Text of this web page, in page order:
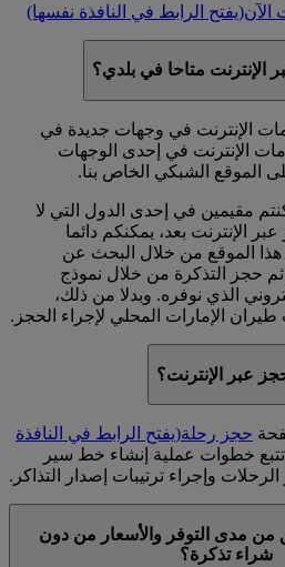
الآن(يفتح الرابط في النافذة نفسها)
الإنترنت متاحا في بلدي؟
الإنترنت في وجهات جديدة في
الإنترنت في إحدى الوجهات
الموقع الشبكي الخاص بنا.
مقيمين في إحدى الدول التي لا
الإنترنت بعد، يمكنكم دائما
هذا الموقع من خلال البحث عن
ثم حجز التذكرة من خلال نموذج
الذي نوفره. وبدلا من ذلك،
الإمارات المحلي لإجراء الحجز.
عبر الإنترنت؟
حجز رحلة(يفتح الرابط في النافذة
تتبع خطوات عملية إنشاء خط سير
وإجراء ترتيبات إصدار التذاكر.
من مدى التوفر والأسعار من دون
شراء تذكرة؟